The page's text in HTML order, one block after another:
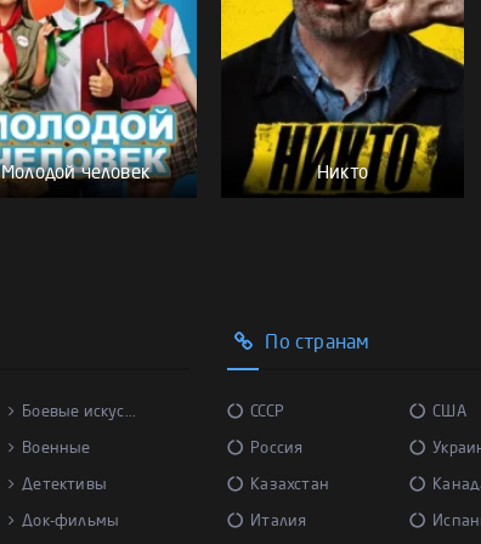
Молодой человек Никто
Боевые искус...
Военные
Детективы
Док-фильмы
По странам
СССР США
Россия
Казахстан
Италия